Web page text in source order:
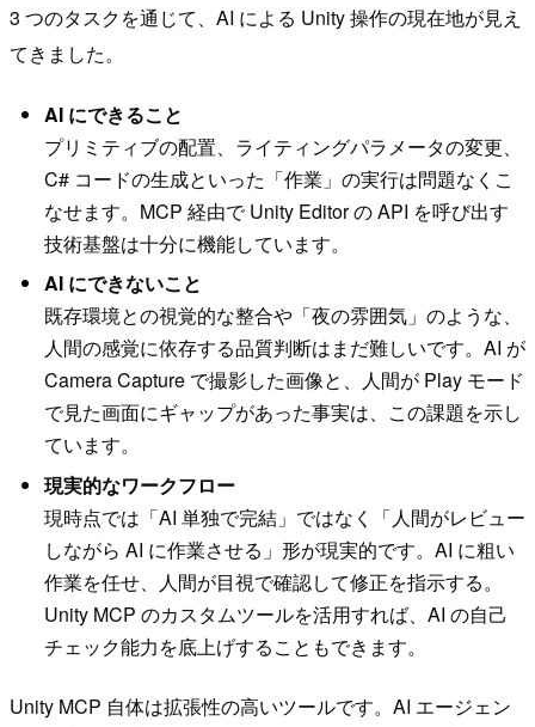
3 つのタスクを通じて、AI による Unity 操作の現在地が見え
てきました。
AI にできること
プリミティブの配置、ライティングパラメータの変更、
C# コードの生成といった「作業」の実行は問題なくこ
なせます。MCP 経由で Unity Editor の API を呼び出す
技術基盤は十分に機能しています。
AI にできないこと
既存環境との視覚的な整合や「夜の雰囲気」のような、
人間の感覚に依存する品質判断はまだ難しいです。AI が
Camera Capture で撮影した画像と、人間が Play モード
で見た画面にギャップがあった事実は、この課題を示し
ています。
現実的なワークフロー
現時点では「AI 単独で完結」ではなく「人間がレビュー
しながら AI に作業させる」形が現実的です。AI に粗い
作業を任せ、人間が目視で確認して修正を指示する。
Unity MCP のカスタムツールを活用すれば、AI の自己
チェック能力を底上げすることもできます。
Unity MCP 自体は拡張性の高いツールです。AI エージェン